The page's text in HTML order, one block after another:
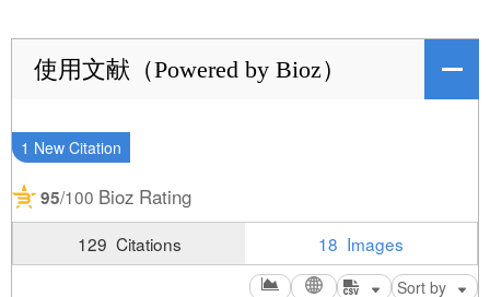
使用文献（Powered by Bioz）